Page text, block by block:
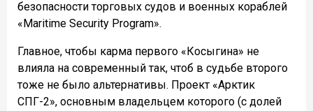
безопасности торговых судов и военных кораблей
«Maritime Security Program».
Главное, чтобы карма первого «Косыгина» не
влияла на современный так, чтоб в судьбе второго
тоже не было альтернативы. Проект «Арктик
СПГ-2», основным владельцем которого (с долей